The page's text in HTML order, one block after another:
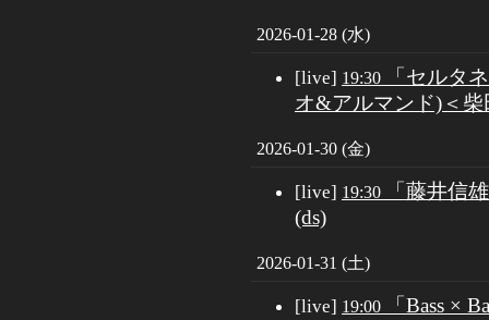
2026-01-28 (水)
[live] 19:30 「セルタ
オ&アルマンド)＜
2026-01-30 (金)
[live] 19:30 「藤井信
(ds)
2026-01-31 (土)
[live] 19:00 「Bass ×